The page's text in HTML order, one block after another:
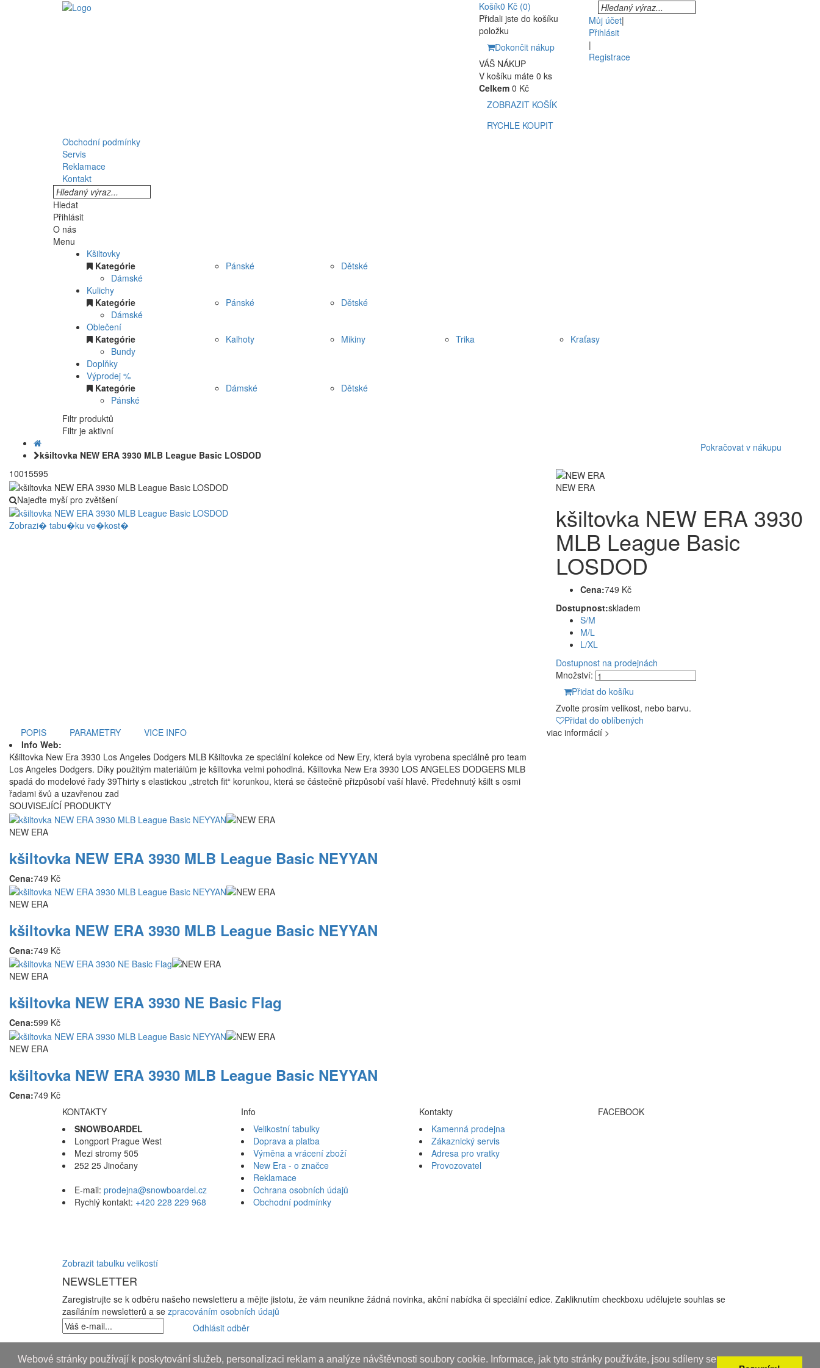
Webové stránky používají k poskytování služeb, personalizaci reklam a analýze návštěvnosti soubory cookie. Informace, jak tyto stránky používáte, jsou sdíleny se
Košík0 Kč (0)
Přidali jste do košíku
položku
Dokončit nákup
VÁŠ NÁKUP
V košíku máte 0 ks
Celkem 0 Kč
ZOBRAZIT KOŠÍK
RYCHLE KOUPIT
Můj účet|
Přihlásit
|
Registrace
Obchodní podmínky
Servis
Reklamace
Kontakt
Hledat
Přihlásit
O nás
Menu
Kšiltovky
Kategórie
Dámské
Pánské
Dětské
Kulichy
Kategórie
Dámské
Pánské
Dětské
Oblečení
Kategórie
Bundy
Kalhoty Mikiny Trika
Kraťasy
Doplňky
Výprodej %
Kategórie
Pánské
Dámské Dětské
Filtr produktů
Filtr je aktivní
kšiltovka NEW ERA 3930 MLB League Basic LOSDOD
Pokračovat v nákupu
10015595
Najeďte myší pro zvětšení
Zobrazi� tabu�ku ve�kost�
NEW ERA
kšiltovka NEW ERA 3930
MLB League Basic
LOSDOD
Cena:749 Kč
Dostupnost:skladem
S/M
M/L
L/XL
Dostupnost na prodejnách
Množství:
Přidat do košíku
Zvolte prosím velikost, nebo barvu.
Přidat do oblíbených
POPIS
PARAMETRY
VICE INFO
Info Web:
Kšiltovka New Era 3930 Los Angeles Dodgers MLB Kšiltovka ze speciální kolekce od New Ery, která byla vyrobena speciálně pro team
Los Angeles Dodgers. Díky použitým materiálům je kšiltovka velmi pohodlná. Kšiltovka New Era 3930 LOS ANGELES DODGERS MLB
spadá do modelové řady 39Thirty s elastickou „stretch fit“ korunkou, která se částečně přizpůsobí vaší hlavě. Předehnutý kšilt s osmi
řadami švů a uzavřenou zad
viac informácií >
SOUVISEJÍCÍ PRODUKTY
NEW ERA
kšiltovka NEW ERA 3930 MLB League Basic NEYYAN
Cena:749 Kč
NEW ERA
kšiltovka NEW ERA 3930 MLB League Basic NEYYAN
Cena:749 Kč
NEW ERA
kšiltovka NEW ERA 3930 NE Basic Flag
Cena:599 Kč
NEW ERA
kšiltovka NEW ERA 3930 MLB League Basic NEYYAN
Cena:749 Kč
KONTAKTY
SNOWBOARDEL
Longport Prague West
Mezi stromy 505
252 25 Jinočany
E-mail: prodejna@snowboardel.cz
Rychlý kontakt: +420 228 229 968
Info
Velikostní tabulky
Doprava a platba
Výměna a vrácení zboží
New Era - o značce
Reklamace
Ochrana osobních údajů
Obchodní podmínky
Kontakty
Kamenná prodejna
Zákaznický servis
Adresa pro vratky
Provozovatel
FACEBOOK
Zobrazit tabulku velikostí
NEWSLETTER
Zaregistrujte se k odběru našeho newsletteru a mějte jistotu, že vám neunikne žádná novinka, akční nabídka či speciální edice. Zakliknutím checkboxu udělujete souhlas se
zasíláním newsletterů a se zpracováním osobních údajů
Odhlásit odběr
Copyright © 2010-2018 An systems, s.r.o.